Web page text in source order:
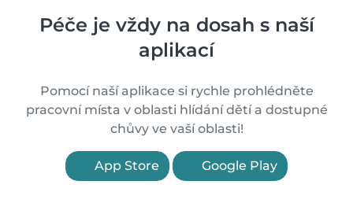
Péče je vždy na dosah s naší
aplikací
Pomocí naší aplikace si rychle prohlédněte
pracovní místa v oblasti hlídání dětí a dostupné
chůvy ve vaší oblasti!
App Store Google Play